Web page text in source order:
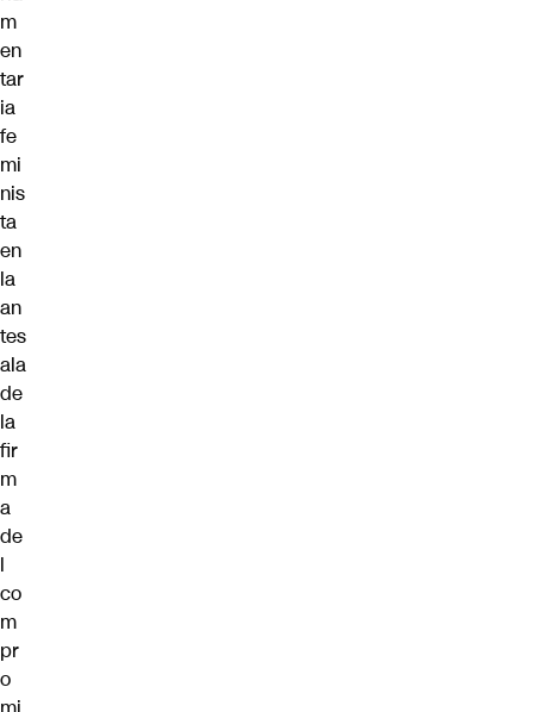
m
en
tar
ia
fe
mi
nis
ta
en
la
an
tes
ala
de
la
fir
m
a
de
l
co
m
pr
o